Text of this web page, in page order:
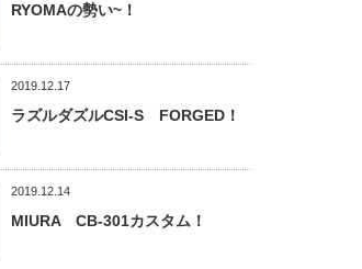
RYOMAの勢い~！
2019.12.17
ラズルダズルCSI-S FORGED！
2019.12.14
MIURA CB-301カスタム！